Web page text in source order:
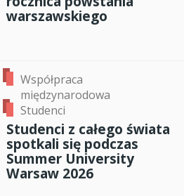
warszawskiego
Współpraca
międzynarodowa
Studenci
Studenci z całego świata
spotkali się podczas
Summer University
Warsaw 2026